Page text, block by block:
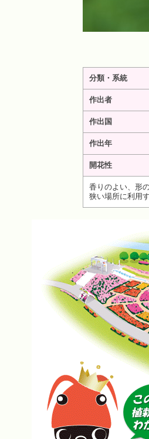
分類・系統
作出者
作出国
作出年
開花性
香りのよい、形
狭い場所に利用